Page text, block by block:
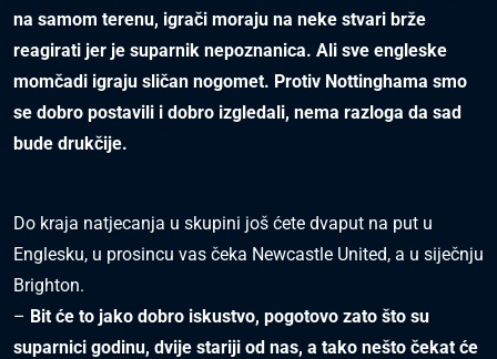
na samom terenu, igrači moraju na neke stvari brže
reagirati jer je suparnik nepoznanica. Ali sve engleske
momčadi igraju sličan nogomet. Protiv Nottinghama smo
se dobro postavili i dobro izgledali, nema razloga da sad
bude drukčije.
Do kraja natjecanja u skupini još ćete dvaput na put u
Englesku, u prosincu vas čeka Newcastle United, a u siječnju
Brighton.
– Bit će to jako dobro iskustvo, pogotovo zato što su
suparnici godinu, dvije stariji od nas, a tako nešto čekat će